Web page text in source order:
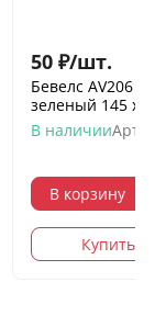
50 ₽/шт.
Бевелс AV206
зеленый 145 х
В наличии
В корзину
Купить в